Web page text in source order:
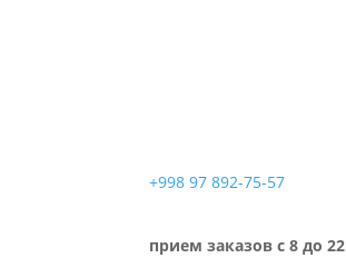
+998 97 892-75-57
прием заказов с 8 до 22